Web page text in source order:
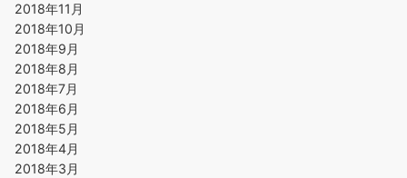
2018年11月
2018年10月
2018年9月
2018年8月
2018年7月
2018年6月
2018年5月
2018年4月
2018年3月